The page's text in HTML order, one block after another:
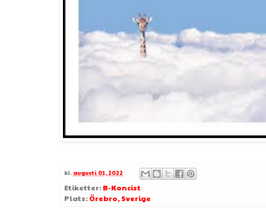
kl. augusti 01, 2022
Etiketter: B-Koncist
Plats: Örebro, Sverige